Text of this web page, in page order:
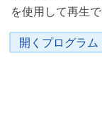
を使用して再生で
開くプログラ